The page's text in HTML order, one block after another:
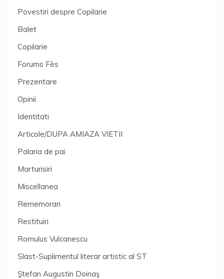
Povestiri despre Copilarie
Balet
Copilarie
Forums Fès
Prezentare
Opinii
Identitati
Articole/DUPA AMIAZA VIETII
Palaria de pai
Marturisiri
Miscellanea
Rememorari
Restituiri
Romulus Vulcanescu
Slast-Suplimentul literar artistic al ST
Ştefan Augustin Doinaş